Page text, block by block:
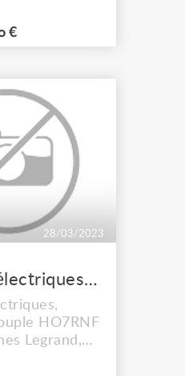
€
28/03/2023
Rallonges électriques 3G25 souple
HO7RNF
Legrand,
et 25 M,